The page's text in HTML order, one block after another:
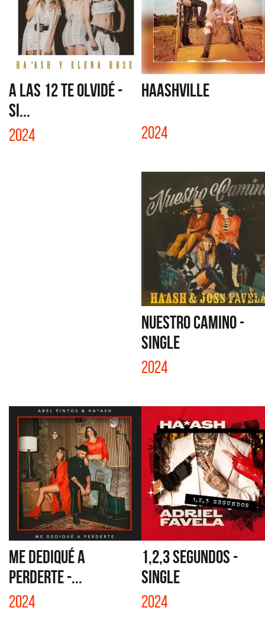
A LAS 12 TE OLVIDÉ -
SI...
2024
HAASHVILLE
2024
NUESTRO CAMINO -
SINGLE
2024
ME DEDIQUÉ A
PERDERTE -...
2024
1,2,3 SEGUNDOS -
SINGLE
2024